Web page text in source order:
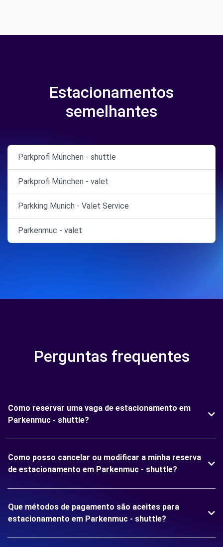
Estacionamentos
semelhantes
Parkprofi München - shuttle
Parkprofi München - valet
Parkking Munich - Valet Service
Parkenmuc - valet
Perguntas frequentes
Como reservar uma vaga de estacionamento em
Parkenmuc - shuttle?
Como posso cancelar ou modificar a minha reserva
de estacionamento em Parkenmuc - shuttle?
Que métodos de pagamento são aceites para
estacionamento em Parkenmuc - shuttle?